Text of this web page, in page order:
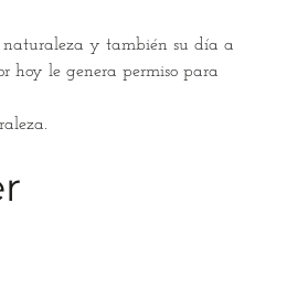
naturaleza y también su día a
hoy le genera permiso para